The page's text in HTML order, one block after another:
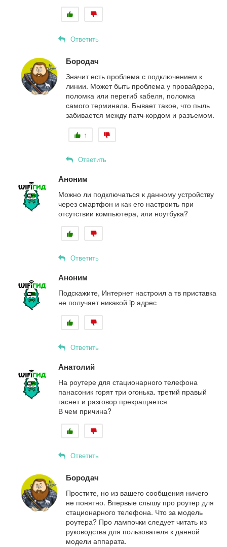
Ответить
Бородач
Значит есть проблема с подключением к
линии. Может быть проблема у провайдера,
поломка или перегиб кабеля, поломка
самого терминала. Бывает такое, что пыль
забивается между патч-кордом и разъемом.
1
Ответить
Аноним
Можно ли подключаться к данному устройству
через смартфон и как его настроить при
отсутствии компьютера, или ноутбука?
Ответить
Аноним
Подскажите, Интернет настроил а тв приставка
не получает никакой ip адрес
Ответить
Анатолий
На роутере для стационарного телефона
панасоник горят три огонька. третий правый
гаснет и разговор прекращается
В чем причина?
Ответить
Бородач
Простите, но из вашего сообщения ничего
не понятно. Впервые слышу про роутер для
стационарного телефона. Что за модель
роутера? Про лампочки следует читать из
руководства для пользователя к данной
модели аппарата.